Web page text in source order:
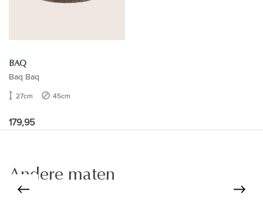
BAQ
Baq Baq
27cm 45cm
179,95
Andere maten